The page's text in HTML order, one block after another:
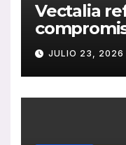
Vectalia
de RSC
JULIO 23, 2026